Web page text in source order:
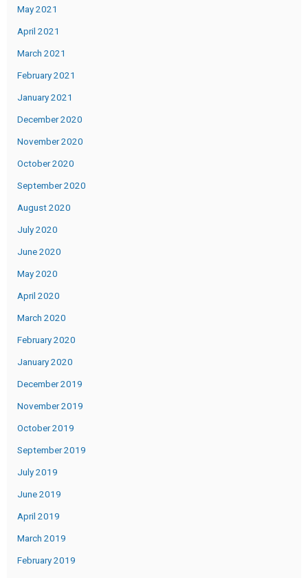
May 2021
April 2021
March 2021
February 2021
January 2021
December 2020
November 2020
October 2020
September 2020
August 2020
July 2020
June 2020
May 2020
April 2020
March 2020
February 2020
January 2020
December 2019
November 2019
October 2019
September 2019
July 2019
June 2019
April 2019
March 2019
February 2019